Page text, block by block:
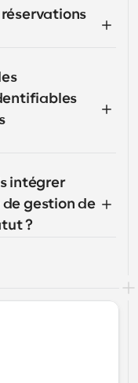
intégrer
gestion de
?